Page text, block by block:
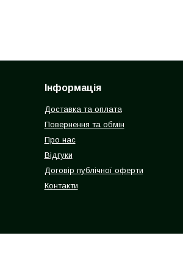
Інформація
Доставка та оплата
Повернення та обмін
Про нас
Відгуки
Договір публічної оферти
Контакти